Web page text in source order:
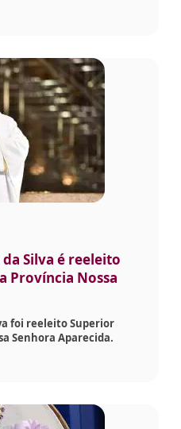
Silva é reeleito
Província Nossa
foi reeleito Superior
Senhora Aparecida.